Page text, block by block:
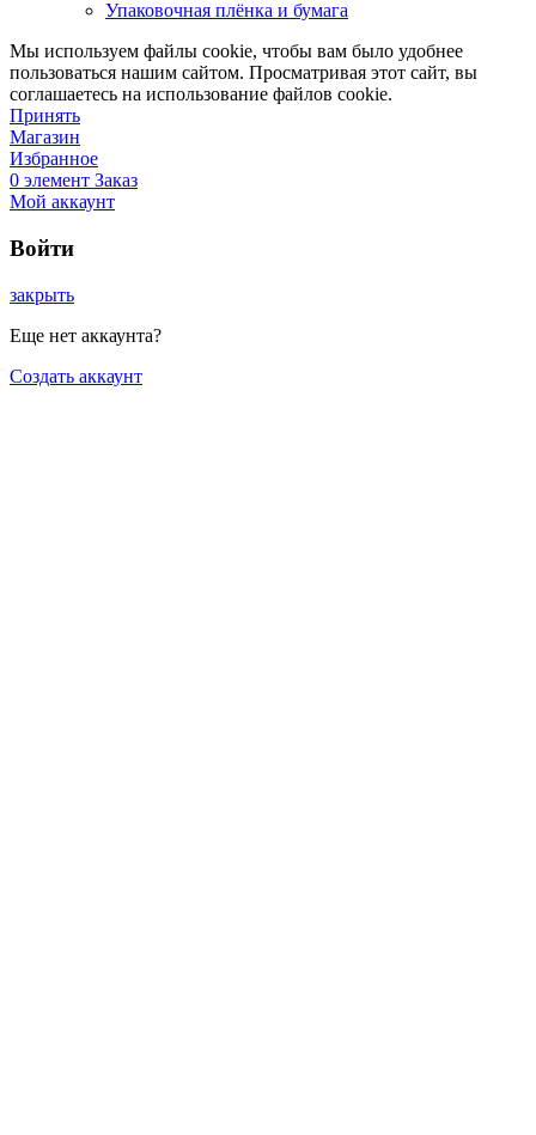
Упаковочная плёнка и бумага
Мы используем файлы cookie, чтобы вам было удобнее
пользоваться нашим сайтом. Просматривая этот сайт, вы
соглашаетесь на использование файлов cookie.
Принять
Магазин
Избранное
0 элемент Заказ
Мой аккаунт
Войти
закрыть
Еще нет аккаунта?
Создать аккаунт